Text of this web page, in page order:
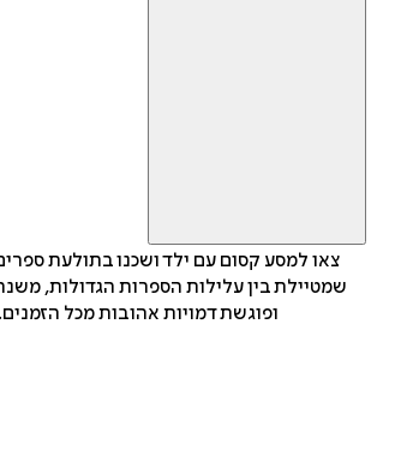
צאו למסע קסום עם ילד ושכנו בתולעת
שמטיילת בין עלילות הספרות הגדולות,
ופוגשת דמויות אהובות מכל הזמנים.